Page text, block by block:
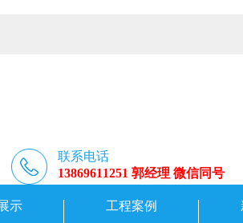
联系电话
13869611251 郭经理 微信同号
示 工程案例